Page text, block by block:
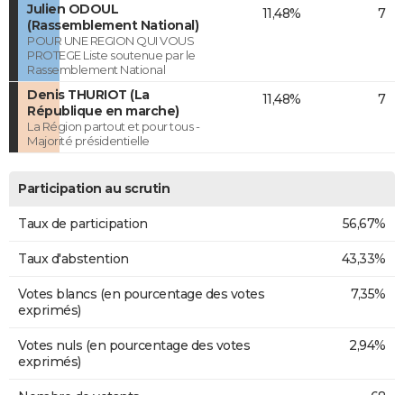
Julien ODOUL
(Rassemblement National)
POUR UNE REGION QUI VOUS
PROTEGE Liste soutenue par le
Rassemblement National
11,48% 7
Denis THURIOT (La
République en marche)
La Région partout et pour tous -
Majorité présidentielle
11,48% 7
Participation au scrutin
Taux de participation 56,67%
Taux d'abstention 43,33%
Votes blancs (en pourcentage des votes
exprimés)
7,35%
Votes nuls (en pourcentage des votes
exprimés)
2,94%